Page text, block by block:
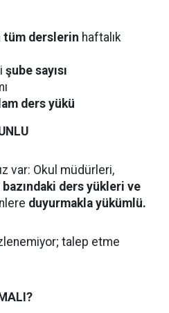
tüm derslerin haftalık
şube sayısı
ders yükü
var: Okul müdürleri,
bazındaki ders yükleri ve
duyurmakla yükümlü.
talep etme